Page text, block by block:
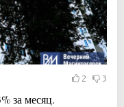
2 3
за месяц.